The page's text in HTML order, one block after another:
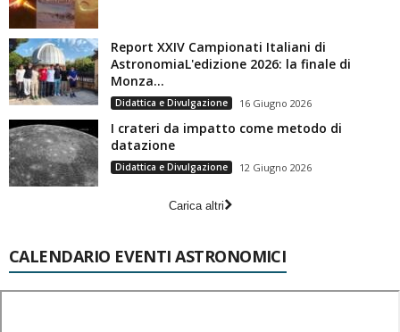
Report XXIV Campionati Italiani di
AstronomiaL'edizione 2026: la finale di
Monza...
Didattica e Divulgazione 16 Giugno 2026
I crateri da impatto come metodo di
datazione
Didattica e Divulgazione 12 Giugno 2026
Carica altri
CALENDARIO EVENTI ASTRONOMICI